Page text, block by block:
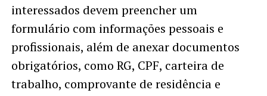
interessados devem preencher um
formulário com informações pessoais e
profissionais, além de anexar documentos
obrigatórios, como RG, CPF, carteira de
trabalho, comprovante de residência e